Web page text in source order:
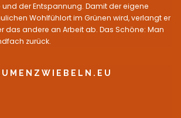
der Entspannung. Damit der eigene
Wohlfühlort im Grünen wird, verlangt er
das andere an Arbeit ab. Das Schöne: Man
zurück.